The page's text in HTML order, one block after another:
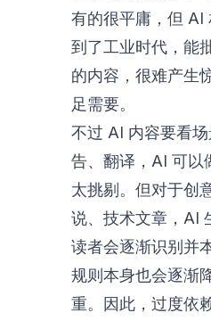
有的很平庸，但 AI
到了工业时代，能
的内容，很难产生
足需要。
不过 AI 内容要看
告、翻译，AI 可以
太挑剔。但对于创
说、技术文章，AI
读者会逐渐识别并
规则本身也会逐渐
重。因此，过度依